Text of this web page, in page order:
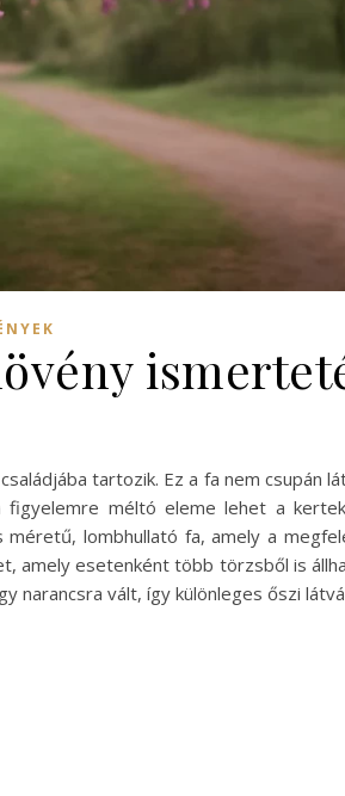
tartozik. Ez a fa nem csupán
méltó eleme lehet a
lombhullató fa, amely a
esetenként több törzsből is
narancsra vált, így különleges őszi